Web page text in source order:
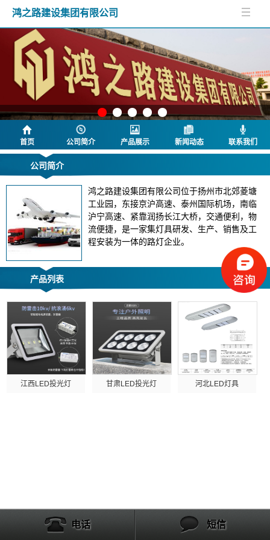
鸿之路建设集团有限公司
首页 公司简介 产品展示 新闻动态 联系我们
公司简介
鸿之路建设集团有限公司位于扬州市北郊菱塘
工业园，东接京沪高速、泰州国际机场，南临
沪宁高速、紧靠润扬长江大桥，交通便利，物
流便捷，是一家集灯具研发、生产、销售及工
程安装为一体的路灯企业。
产品列表
江西LED投光灯 甘肃LED投光灯 河北LED灯具
电话 短信